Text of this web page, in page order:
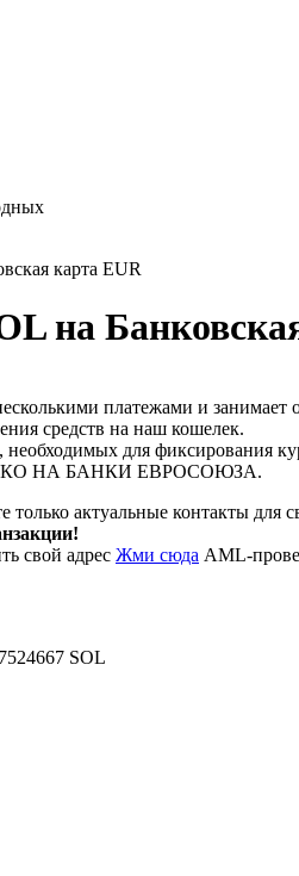
карта EUR
на
платежами и занимает
средств на наш кошелек.
для фиксирования
НА БАНКИ ЕВРОСОЮЗА.
только актуальные контакты для
свой адрес Жми сюда AML-
SOL